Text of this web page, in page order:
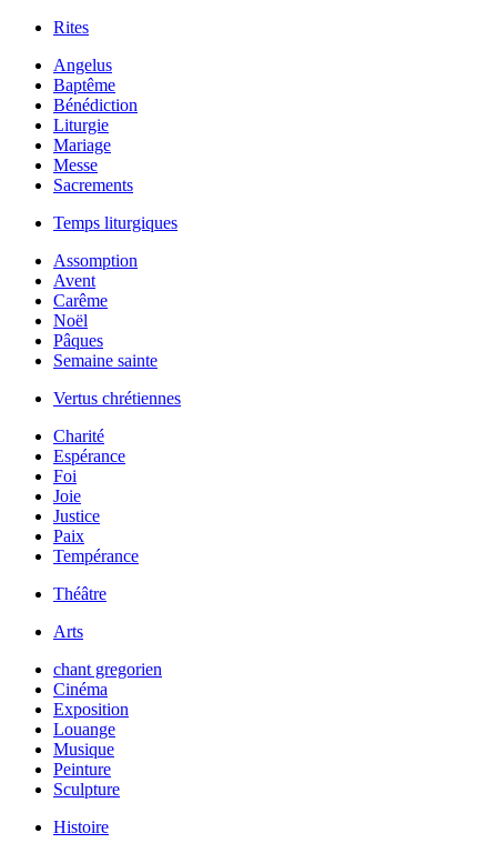
Rites
Angelus
Baptême
Bénédiction
Liturgie
Mariage
Messe
Sacrements
Temps liturgiques
Assomption
Avent
Carême
Noël
Pâques
Semaine sainte
Vertus chrétiennes
Charité
Espérance
Foi
Joie
Justice
Paix
Tempérance
Théâtre
Arts
chant gregorien
Cinéma
Exposition
Louange
Musique
Peinture
Sculpture
Histoire